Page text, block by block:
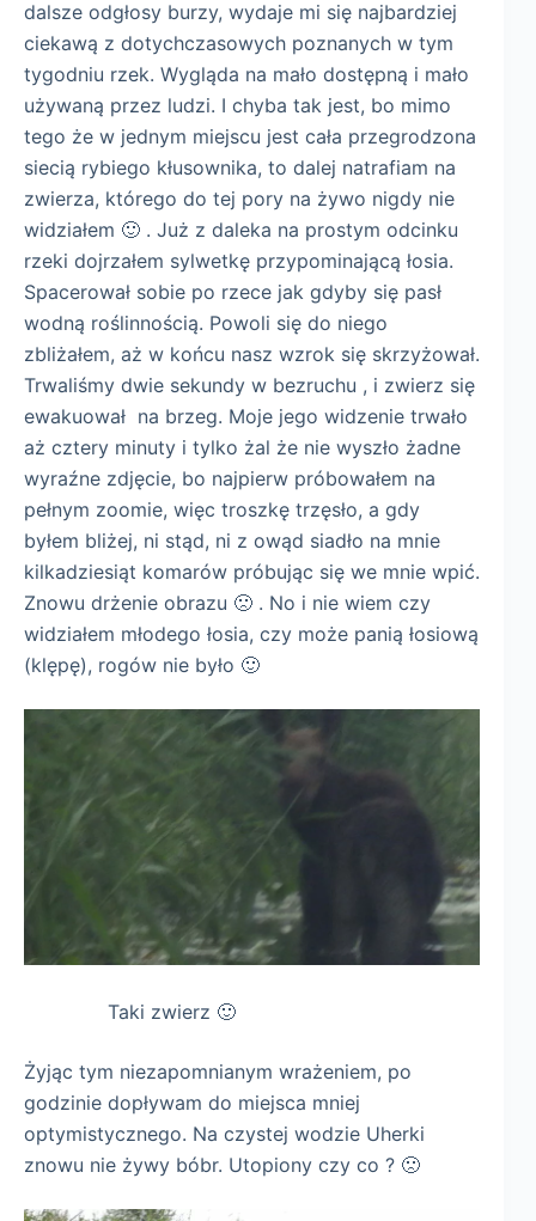
dalsze odgłosy burzy, wydaje mi się najbardziej
ciekawą z dotychczasowych poznanych w tym
tygodniu rzek. Wygląda na mało dostępną i mało
używaną przez ludzi. I chyba tak jest, bo mimo
tego że w jednym miejscu jest cała przegrodzona
siecią rybiego kłusownika, to dalej natrafiam na
zwierza, którego do tej pory na żywo nigdy nie
widziałem 🙂 . Już z daleka na prostym odcinku
rzeki dojrzałem sylwetkę przypominającą łosia.
Spacerował sobie po rzece jak gdyby się pasł
wodną roślinnością. Powoli się do niego
zbliżałem, aż w końcu nasz wzrok się skrzyżował.
Trwaliśmy dwie sekundy w bezruchu , i zwierz się
ewakuował na brzeg. Moje jego widzenie trwało
aż cztery minuty i tylko żal że nie wyszło żadne
wyraźne zdjęcie, bo najpierw próbowałem na
pełnym zoomie, więc troszkę trzęsło, a gdy
byłem bliżej, ni stąd, ni z owąd siadło na mnie
kilkadziesiąt komarów próbując się we mnie wpić.
Znowu drżenie obrazu 🙁 . No i nie wiem czy
widziałem młodego łosia, czy może panią łosiową
(klępę), rogów nie było 🙂
Taki zwierz 🙂
Żyjąc tym niezapomnianym wrażeniem, po
godzinie dopływam do miejsca mniej
optymistycznego. Na czystej wodzie Uherki
znowu nie żywy bóbr. Utopiony czy co ? 🙁